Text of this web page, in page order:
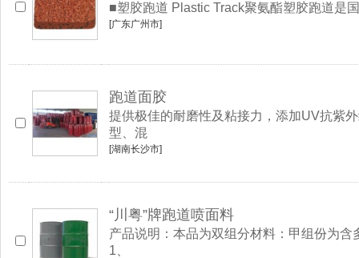
■塑胶跑道 Plastic Track聚氨酯塑胶跑道是
[广东广州市]
跑道面胶
提供极佳的耐磨性及粘接力，添加UV抗紫
型、混
[湖南长沙市]
“川粤”牌跑道喷面料
产品说明：本品为双组分材料：甲组份为
1、